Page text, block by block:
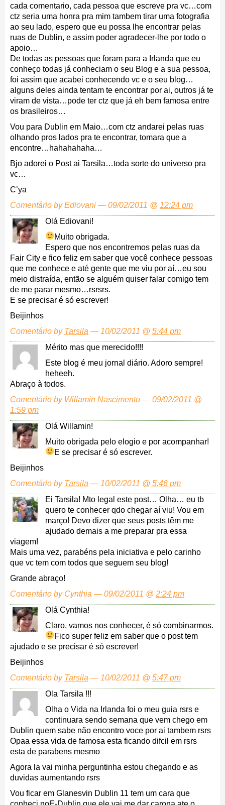
cada comentario, cada pessoa que escreve pra vc…com
ctz seria uma honra pra mim tambem tirar uma fotografia
ao seu lado, espero que eu possa lhe encontrar pelas
ruas de Dublin, e assim poder agradecer-lhe por todo o
apoio…
De todas as pessoas que foram para a Irlanda que eu
conheço todas já conheciam o seu Blog e a sua pessoa,
foi assim que acabei conhecendo vc e o seu blog…
alguns deles ainda tentam te encontrar por ai, outros já te
viram de vista…pode ter ctz que já eh bem famosa entre
os brasileiros…
Vou para Dublin em Maio…com ctz andarei pelas ruas
olhando pros lados pra te encontrar, tomara que a
encontre…hahahahaha…
Bjo adorei o Post ai Tarsila…toda sorte do universo pra
vc…
C’ya
Comentário by Ediovani — 09/02/2011 @ 12:24 pm
Olá Ediovani!
Muito obrigada.
Espero que nos encontremos pelas ruas da
Fair City e fico feliz em saber que você conhece pessoas
que me conhece e até gente que me viu por aí…eu sou
meio distraída, então se alguém quiser falar comigo tem
de me parar mesmo…rsrsrs.
E se precisar é só escrever!
Beijinhos
Comentário by Tarsila — 10/02/2011 @ 5:44 pm
Mérito mas que merecido!!!!
Este blog é meu jornal diário. Adoro sempre!
heheeh.
Abraço à todos.
Comentário by Willamin Nascimento — 09/02/2011 @
1:59 pm
Olá Willamin!
Muito obrigada pelo elogio e por acompanhar!
E se precisar é só escrever.
Beijinhos
Comentário by Tarsila — 10/02/2011 @ 5:46 pm
Ei Tarsila! Mto legal este post… Olha… eu tb
quero te conhecer qdo chegar aí viu! Vou em
março! Devo dizer que seus posts têm me
ajudado demais a me preparar pra essa
viagem!
Mais uma vez, parabéns pela iniciativa e pelo carinho
que vc tem com todos que seguem seu blog!
Grande abraço!
Comentário by Cynthia — 09/02/2011 @ 2:24 pm
Olá Cynthia!
Claro, vamos nos conhecer, é só combinarmos.
Fico super feliz em saber que o post tem
ajudado e se precisar é só escrever!
Beijinhos
Comentário by Tarsila — 10/02/2011 @ 5:47 pm
Ola Tarsila !!!
Olha o Vida na Irlanda foi o meu guia rsrs e
continuara sendo semana que vem chego em
Dublin quem sabe não encontro voce por ai tambem rsrs
Opaa essa vida de famosa esta ficando difcil em rsrs
esta de parabens mesmo
Agora la vai minha perguntinha estou chegando e as
duvidas aumentando rsrs
Vou ficar em Glanesvin Dublin 11 tem um cara que